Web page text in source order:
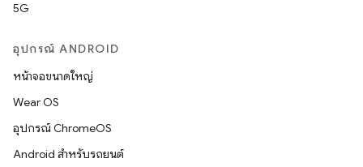
5G
อุปกรณ์ ANDROID
หน้าจอขนาดใหญ่
Wear OS
อุปกรณ์ ChromeOS
Android สำหรับรถยนต์